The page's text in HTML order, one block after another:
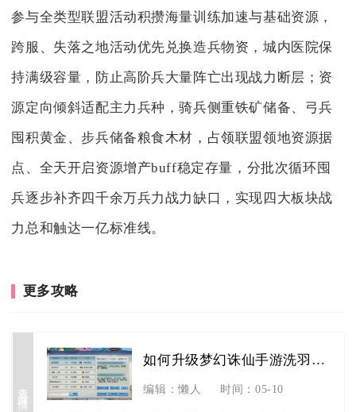
参与全类型联盟活动积攒海量训练加速与基础资源，
跨服、失落之地活动优先兑换造兵物资，城内医院保
持满级容量，防止高阶兵大量阵亡出现战力断层；资
源定向倾斜适配主力兵种，骑兵侧重铁矿储备、弓兵
囤积黄金、步兵储备粮食木材，占领联盟领地资源据
点、全天开启资源增产buff稳定存量，分批次循环囤
兵逐步补齐四千余万兵力战力缺口，实现四大板块战
力总和触达一亿标准线。
更多攻略
查看详情
如何升级梦幻诛仙手游洗羽翼技能槽位
编辑：懒人 时间：05-10